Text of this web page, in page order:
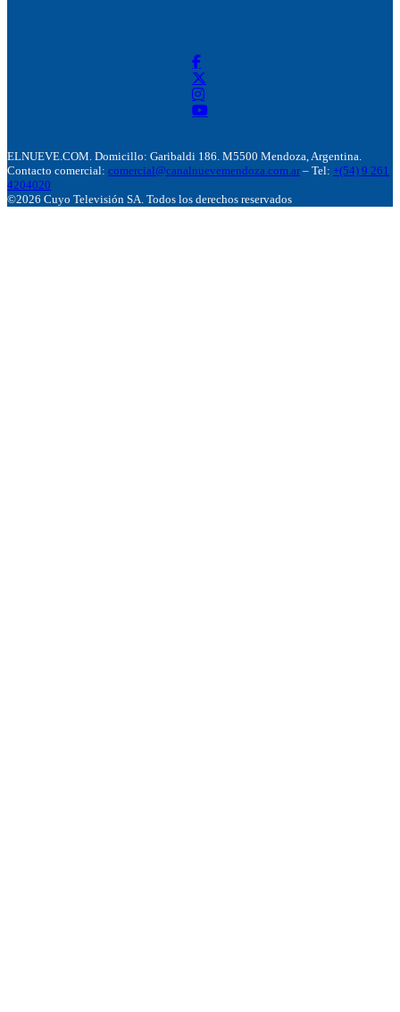
ELNUEVE.COM. Domicillo: Garibaldi 186. M5500 Mendoza, Argentina.
Contacto comercial: comercial@canalnuevemendoza.com.ar – Tel: +(54) 9 261
4204020
©2026 Cuyo Televisión SA. Todos los derechos reservados